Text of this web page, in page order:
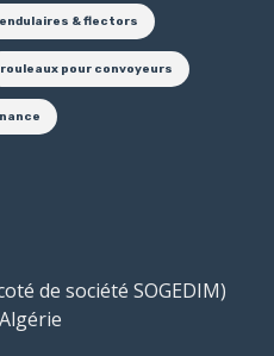
& flectors
rouleaux pour convoyeurs
de société SOGEDIM)